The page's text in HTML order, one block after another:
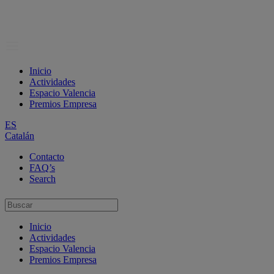
Inicio
Actividades
Espacio Valencia
Premios Empresa
ES
Catalán
Contacto
FAQ’s
Search
Inicio
Actividades
Espacio Valencia
Premios Empresa